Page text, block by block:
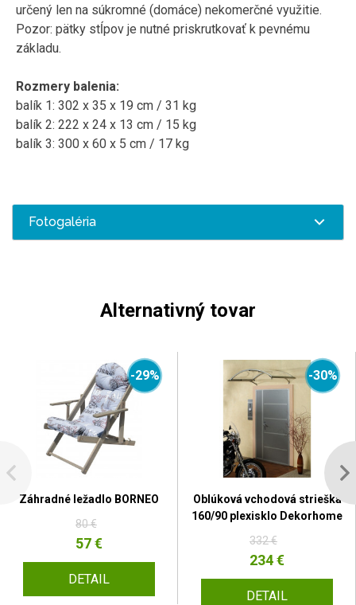
určený len na súkromné ​​(domáce) nekomerčné využitie.
Pozor: pätky stĺpov je nutné priskrutkovať k pevnému
základu.
Rozmery balenia:
balík 1: 302 x 35 x 19 cm / 31 kg
balík 2: 222 x 24 x 13 cm / 15 kg
balík 3: 300 x 60 x 5 cm / 17 kg
Fotogaléria
Alternativný tovar
-29%
Záhradné ležadlo BORNEO
80 €
57 €
DETAIL
-30%
Oblúková vchodová strieška
160/90 plexisklo Dekorhome
332 €
234 €
DETAIL